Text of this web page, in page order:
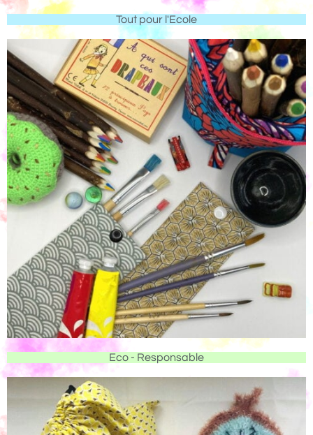
Tout pour l'Ecole
Eco - Responsable